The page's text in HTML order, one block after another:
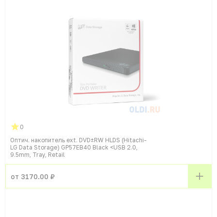
0
Оптич. накопитель ext. DVD±RW HLDS (Hitachi-
LG Data Storage) GP57EB40 Black <USB 2.0,
9.5mm, Tray, Retail
от 3170.00 ₽